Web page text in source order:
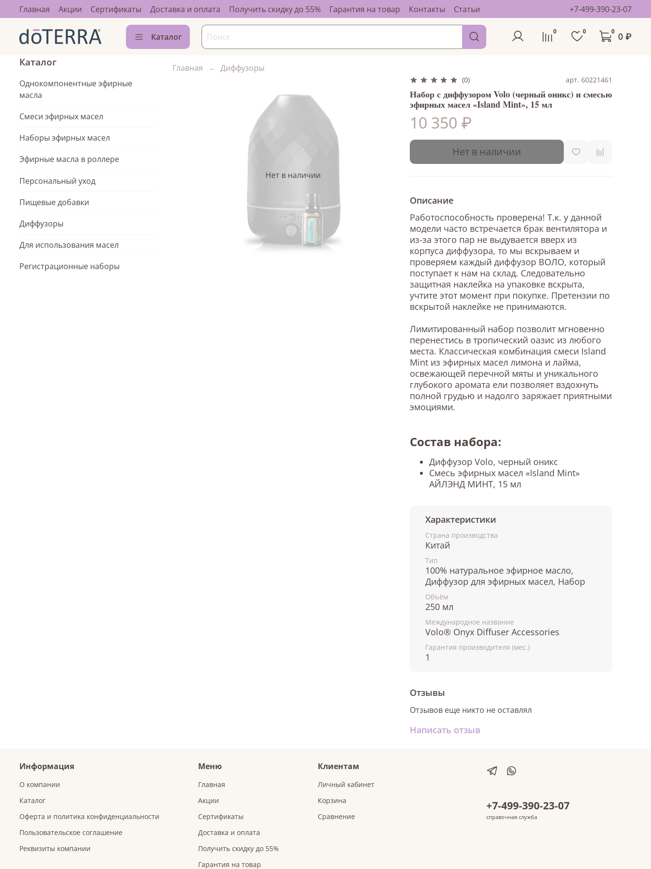
Главная Акции Сертификаты Доставка и оплата Получить скидку до 55% Гарантия на товар Контакты Статьи +7-499-390-23-07
Каталог
0 0 0 0 ₽
Главная Диффузоры
Нет в наличии
(0) арт. 60221461
Набор с диффузором Volo (черный оникс) и смесью
эфирных масел «Island Mint», 15 мл
10 350 ₽
Нет в наличии
Описание
Работоспособность проверена! Т.к. у данной
модели часто встречается брак вентилятора и
из-за этого пар не выдувается вверх из
корпуса диффузора, то мы вскрываем и
проверяем каждый диффузор ВОЛО, который
поступает к нам на склад. Следовательно
защитная наклейка на упаковке вскрыта,
учтите этот момент при покупке. Претензии по
вскрытой наклейке не принимаются.
Лимитированный набор позволит мгновенно
перенестись в тропический оазис из любого
места. Классическая комбинация смеси Island
Mint из эфирных масел лимона и лайма,
освежающей перечной мяты и уникального
глубокого аромата ели позволяет вздохнуть
полной грудью и надолго заряжает приятными
эмоциями.
Состав набора:
Диффузор Volo, черный оникс
Смесь эфирных масел «Island Mint»
АЙЛЭНД МИНТ, 15 мл
Характеристики
Страна производства
Китай
Тип
100% натуральное эфирное масло,
Диффузор для эфирных масел, Набор
Объём
250 мл
Международное название
Volo® Onyx Diffuser Accessories
Гарантия производителя (мес.)
1
Отзывы
Отзывов еще никто не оставлял
Написать отзыв
Каталог
Однокомпонентные эфирные
масла
Смеси эфирных масел
Наборы эфирных масел
Эфирные масла в роллере
Персональный уход
Пищевые добавки
Диффузоры
Для использования масел
Регистрационные наборы
Информация
О компании
Каталог
Оферта и политика конфиденциальности
Пользовательское соглашение
Реквизиты компании
Меню
Главная
Акции
Сертификаты
Доставка и оплата
Получить скидку до 55%
Гарантия на товар
Клиентам
Личный кабинет
Корзина
Сравнение
+7-499-390-23-07
справочная служба